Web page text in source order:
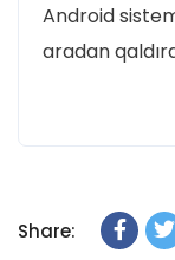
Android
aradan
Share: